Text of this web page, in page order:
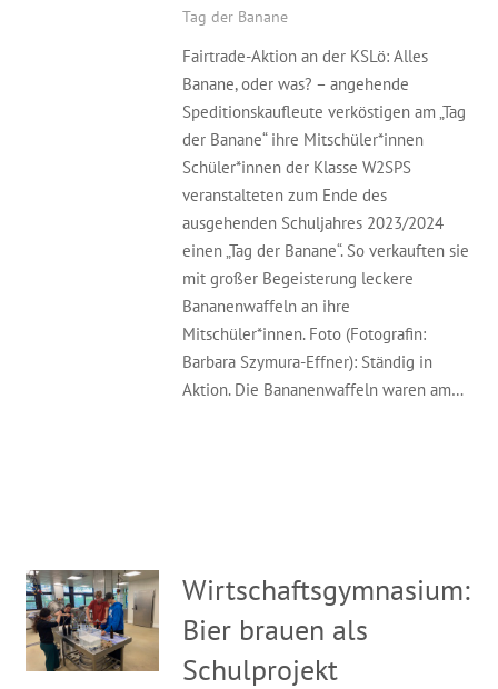
Tag der Banane
Fairtrade-Aktion an der KSLö: Alles
Banane, oder was? – angehende
Speditionskaufleute verköstigen am „Tag
der Banane“ ihre Mitschüler*innen
Schüler*innen der Klasse W2SPS
veranstalteten zum Ende des
ausgehenden Schuljahres 2023/2024
einen „Tag der Banane“. So verkauften sie
mit großer Begeisterung leckere
Bananenwaffeln an ihre
Mitschüler*innen. Foto (Fotografin:
Barbara Szymura-Effner): Ständig in
Aktion. Die Bananenwaffeln waren am…
Wirtschaftsgymnasium:
Bier brauen als
Schulprojekt